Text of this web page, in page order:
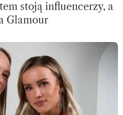
stoją influencerzy, a
Glamour